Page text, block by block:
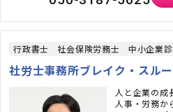
行政書士 社会保険労務士 中小企業
社労士事務所ブレイク・スルー
人と企業の成
人事・労務か